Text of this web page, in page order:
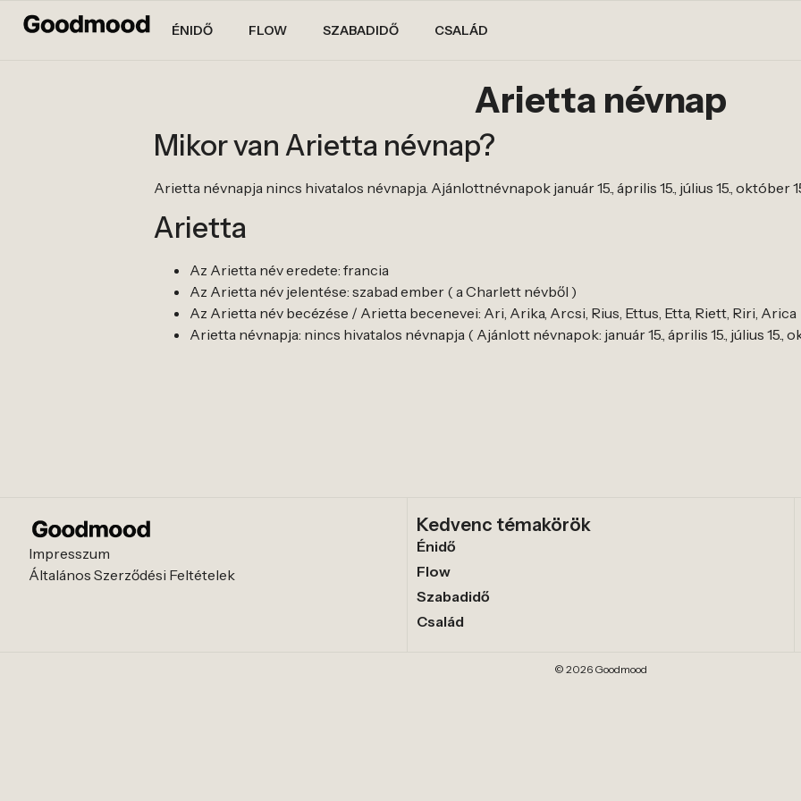
ÉNIDŐ FLOW SZABADIDŐ CSALÁD
Arietta névnap
Mikor van Arietta névnap?
Arietta névnapja nincs hivatalos névnapja. Ajánlottnévnapok január 15., április 15., július 15., október
Arietta
Az Arietta név eredete: francia
Az Arietta név jelentése: szabad ember ( a Charlett névből )
Az Arietta név becézése / Arietta becenevei: Ari, Arika, Arcsi, Rius, Ettus, Etta, Riett, Riri, Arica
Arietta névnapja: nincs hivatalos névnapja ( Ajánlott névnapok: január 15., április 15., július 15.,
Impresszum
Általános Szerződési Feltételek
Kedvenc témakörök
Énidő
Flow
Szabadidő
Család
© 2026 Goodmood